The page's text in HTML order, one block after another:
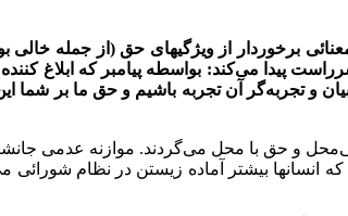
برخوردار از ویژگیهای حق (از جمله
پیدا می‌کند: بواسطه پیامبر که ابلاغ
تجربه‌گر آن تجربه باشیم و حق ما بر شما
و حق با محل می‌گردند. موازنه عدمی
انسانها بیشتر آماده زیستن در نظام شورائی